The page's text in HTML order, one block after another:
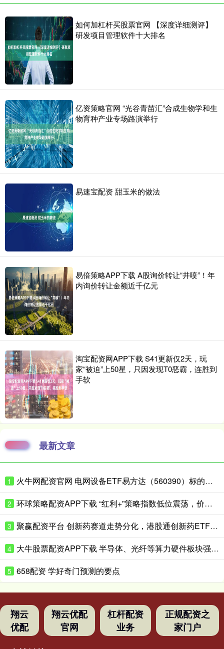
如何加杠杆买股票官网 【深度详细测评】
研发项目管理软件十大排名
亿资策略官网 “光谷青苗汇”合成生物学和生
物育种产业专场路演举行
易速宝配资 甜玉米的做法
易倍策略APP下载 A股询价转让“井喷”！年
内询价转让金额近千亿元
淘宝配资网APP下载 S41更新仅2天，玩
家“被迫”上50星，只因发现T0恶霸，连胜到
手软
最新文章
1 火牛网配资官网 电网设备ETF易方达（560390）标的指数涨近3%，一季度电网项目开工增速同比增超40%
2 环球策略配资APP下载 “红利+”策略指数低位震荡，价值ETF易方达（159263）全天净申购达8000万份
3 聚赢配资平台 创新药赛道走势分化，港股通创新药ETF易方达（159316）全天净申购超1亿份
4 大牛股票配资APP下载 半导体、光纤等算力硬件板块强势上涨，科创50指数走出“反包阳”，科创50ETF易方达（588080）交投活跃
5 658配资 学好奇门预测的要点
翔云
优配
翔云优配
官网
杠杆配资
业务
正规配资之
家门户